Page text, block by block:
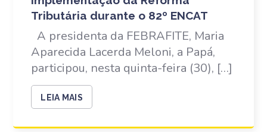
Tributária durante o 82º ENCAT
A presidenta da FEBRAFITE, Maria
Aparecida Lacerda Meloni, a Papá,
participou, nesta quinta-feira (30), […]
LEIA MAIS